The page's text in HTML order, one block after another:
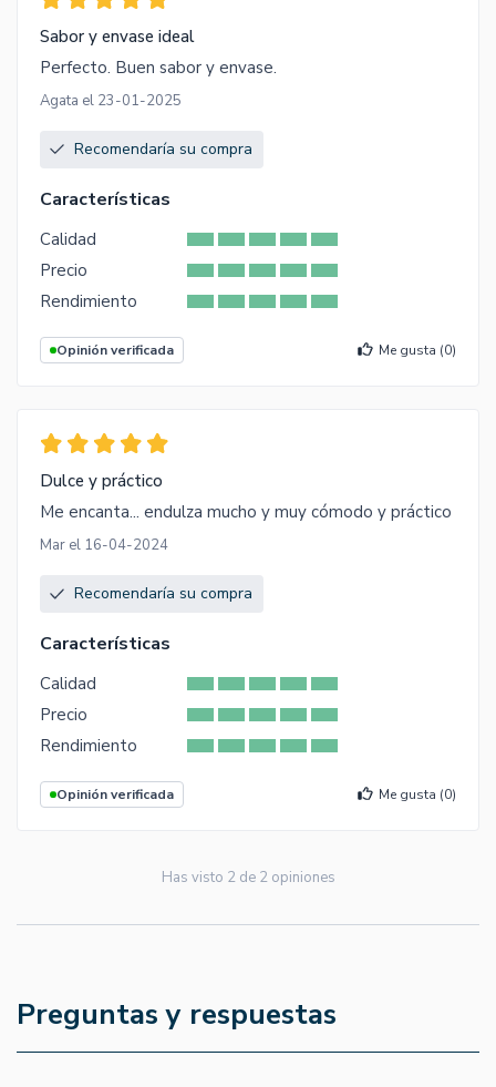
Sabor y envase ideal
Perfecto. Buen sabor y envase.
Agata el 23-01-2025
Recomendaría su compra
Características
Calidad
Precio
Rendimiento
Opinión verificada Me gusta (0)
Dulce y práctico
Me encanta... endulza mucho y muy cómodo y práctico
Mar el 16-04-2024
Recomendaría su compra
Características
Calidad
Precio
Rendimiento
Opinión verificada Me gusta (0)
Has visto 2de 2opiniones
Preguntas y respuestas